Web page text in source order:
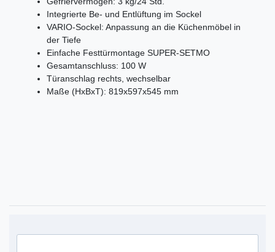
Integrierte Be- und Entlüftung im Sockel
VARIO-Sockel: Anpassung an die Küchenmöbel in
der Tiefe
Einfache Festtürmontage SUPER-SETMO
Gesamtanschluss: 100 W
Türanschlag rechts, wechselbar
Maße (HxBxT): 819x597x545 mm